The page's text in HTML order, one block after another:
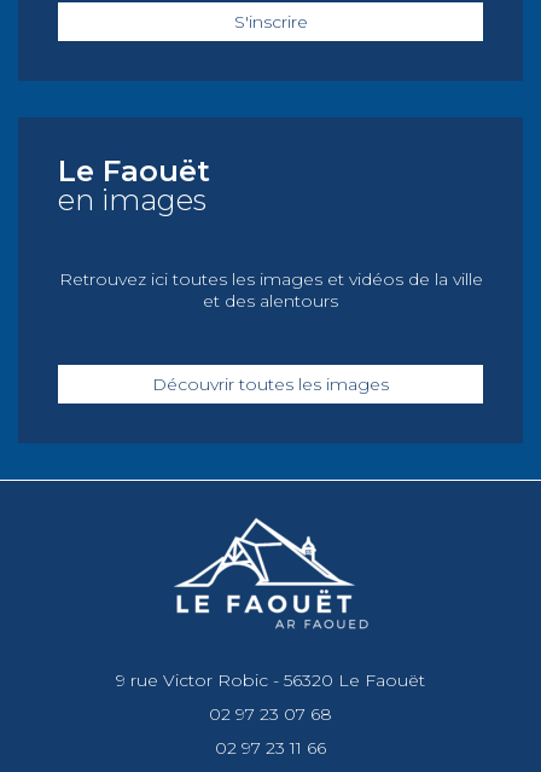
S'inscrire
Le Faouët
en images
Retrouvez ici toutes les images et vidéos de la ville
et des alentours
Découvrir toutes les images
9 rue Victor Robic - 56320 Le Faouët
02 97 23 07 68
02 97 23 11 66